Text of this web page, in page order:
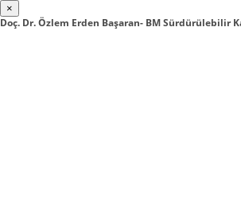
×
Doç. Dr. Özlem Erden Başaran- BM Sürdürülebilir